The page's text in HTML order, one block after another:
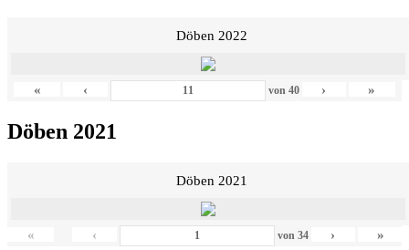
Döben 2022
« ‹ von 40 › »
Döben 2021
Döben 2021
« ‹ von 34 › »